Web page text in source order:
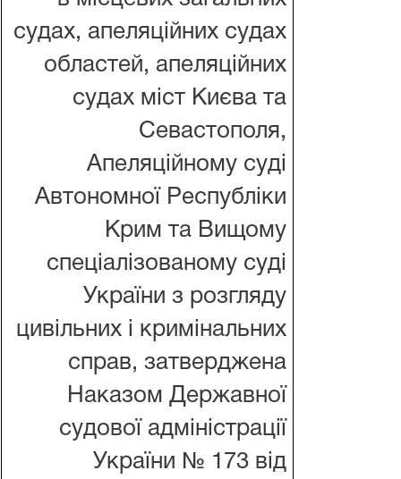
судах, апеляційних судах
областей, апеляційних
судах міст Києва та
Севастополя,
Апеляційному суді
Автономної Республіки
Крим та Вищому
спеціалізованому суді
України з розгляду
цивільних і кримінальних
справ, затверджена
Наказом Державної
судової адміністрації
України № 173 від